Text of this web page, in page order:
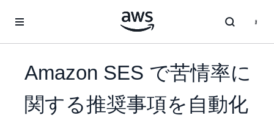
Amazon SES で苦情率に
関する推奨事項を自動化